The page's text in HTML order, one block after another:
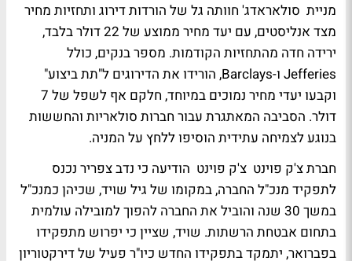
מניית סולאראדג' חוותה גל של הורדות דירוג ותחזיות מחיר
מצד אנליסטים, עם יעד מחיר ממוצע של 22 דולר בלבד,
ירידה חדה מהתחזיות הקודמות. מספר בנקים, כולל
Jefferies ו-Barclays, הורידו את הדירוגים ל"תת ביצוע"
וקבעו יעדי מחיר נמוכים במיוחד, חלקם אף לשפל של 7
דולר. הסביבה המאתגרת עבור חברות סולאריות והחששות
בנוגע לצמיחה עתידית הוסיפו ללחץ על המניה.
חברת צ'ק פוינט צ'ק פוינט הודיעה כי נדב צפריר נכנס
לתפקיד מנכ"ל החברה, במקומו של גיל שויד, שכיהן כמנכ"ל
במשך 30 שנה והוביל את החברה להפוך למובילה עולמית
בתחום אבטחת הרשתות. שויד, שציין כי יפרוש מתפקידו
בפברואר, יתמקד בתפקידו החדש כיו"ר פעיל של דירקטוריון